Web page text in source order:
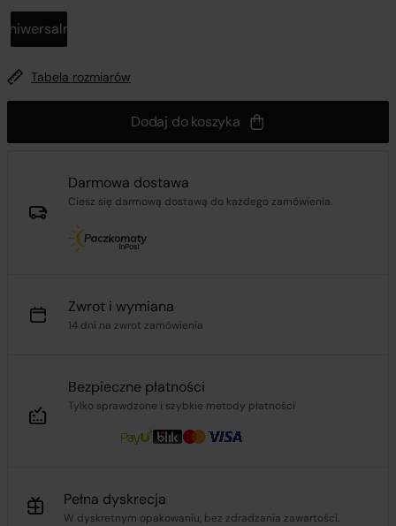
Uniwersalny
Tabela rozmiarów
Dodaj do koszyka
Darmowa dostawa
Ciesz się darmową dostawą do każdego zamówienia.
Zwrot i wymiana
14 dni na zwrot zamówienia
Bezpieczne płatności
Tylko sprawdzone i szybkie metody płatności
Pełna dyskrecja
W dyskretnym opakowaniu, bez zdradzania zawartości.